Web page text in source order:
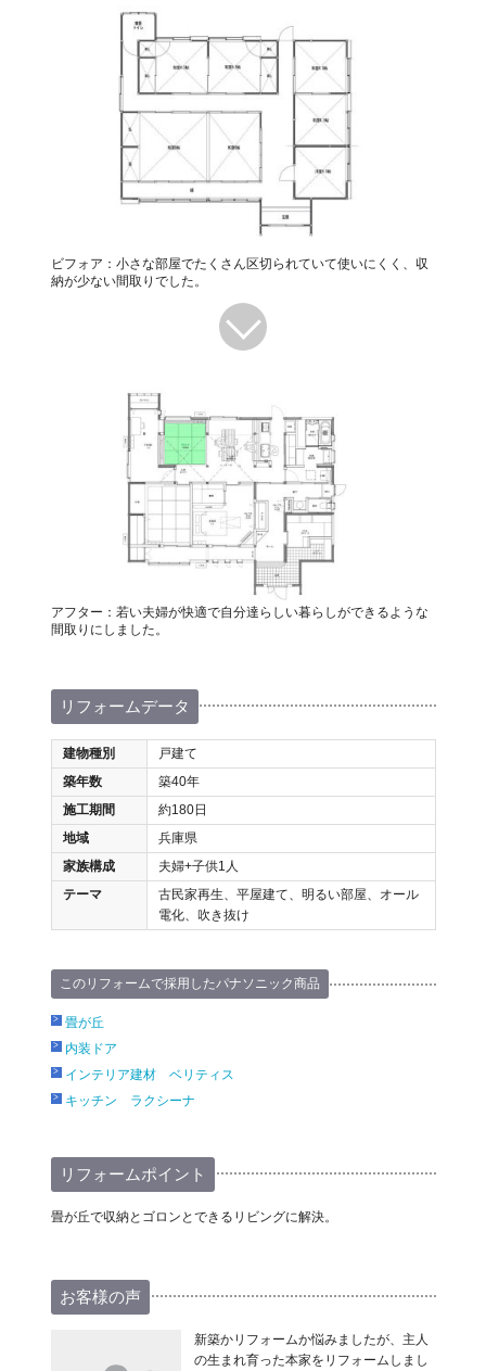
ビフォア：小さな部屋でたくさん区切られていて使いにくく、収
納が少ない間取りでした。
アフター：若い夫婦が快適で自分達らしい暮らしができるような
間取りにしました。
リフォームデータ
建物種別
戸建て
築年数
築40年
施工期間
約180日
地域
兵庫県
家族構成
夫婦+子供1人
テーマ
古民家再生、平屋建て、明るい部屋、オール
電化、吹き抜け
このリフォームで採用したパナソニック商品
畳が丘
内装ドア
インテリア建材 ベリティス
キッチン ラクシーナ
リフォームポイント
畳が丘で収納とゴロンとできるリビングに解決。
お客様の声
新築かリフォームか悩みましたが、主人
の生まれ育った本家をリフォームしまし